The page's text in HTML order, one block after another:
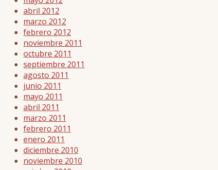
abril 2012
marzo 2012
febrero 2012
noviembre 2011
octubre 2011
septiembre 2011
agosto 2011
junio 2011
mayo 2011
abril 2011
marzo 2011
febrero 2011
enero 2011
diciembre 2010
noviembre 2010